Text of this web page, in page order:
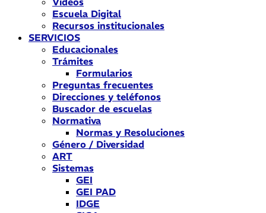
Escuela Digital
Recursos institucionales
SERVICIOS
Educacionales
Trámites
Formularios
Preguntas frecuentes
Direcciones y teléfonos
Buscador de escuelas
Normativa
Normas y Resoluciones
Género / Diversidad
ART
Sistemas
GEI
GEI PAD
IDGE